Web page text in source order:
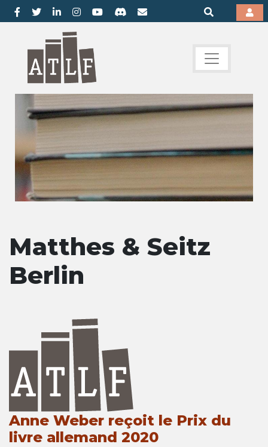
Matthes & Seitz
Berlin
Anne Weber reçoit le Prix du
livre allemand 2020